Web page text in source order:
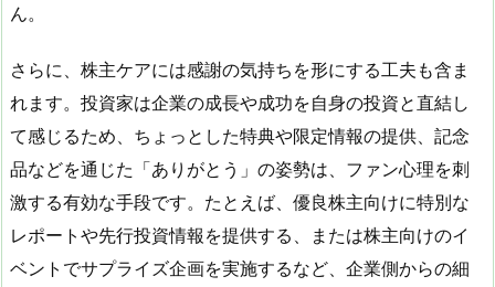
ん。
さらに、株主ケアには感謝の気持ちを形にする工夫も含ま
れます。投資家は企業の成長や成功を自身の投資と直結し
て感じるため、ちょっとした特典や限定情報の提供、記念
品などを通じた「ありがとう」の姿勢は、ファン心理を刺
激する有効な手段です。たとえば、優良株主向けに特別な
レポートや先行投資情報を提供する、または株主向けのイ
ベントでサプライズ企画を実施するなど、企業側からの細